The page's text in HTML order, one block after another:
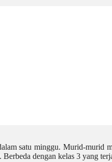
satu minggu. Murid-murid
dengan kelas 3 yang